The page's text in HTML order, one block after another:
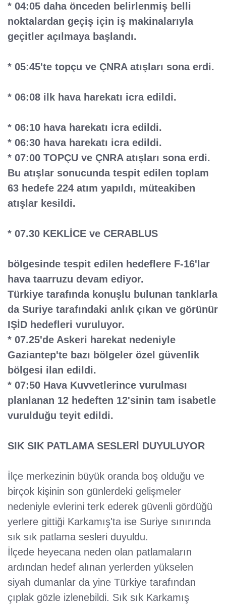
* 04:05 daha önceden belirlenmiş belli
noktalardan geçiş için iş makinalarıyla
geçitler açılmaya başlandı.
* 05:45'te topçu ve ÇNRA atışları sona erdi.
* 06:08 ilk hava harekatı icra edildi.
* 06:10 hava harekatı icra edildi.
* 06:30 hava harekatı icra edildi.
* 07:00 TOPÇU ve ÇNRA atışları sona erdi.
Bu atışlar sonucunda tespit edilen toplam
63 hedefe 224 atım yapıldı, müteakiben
atışlar kesildi.
* 07.30 KEKLİCE ve CERABLUS
bölgesinde tespit edilen hedeflere F-16'lar
hava taarruzu devam ediyor.
Türkiye tarafında konuşlu bulunan tanklarla
da Suriye tarafındaki anlık çıkan ve görünür
IŞİD hedefleri vuruluyor.
* 07.25'de Askeri harekat nedeniyle
Gaziantep'te bazı bölgeler özel güvenlik
bölgesi ilan edildi.
* 07:50 Hava Kuvvetlerince vurulması
planlanan 12 hedeften 12'sinin tam isabetle
vurulduğu teyit edildi.
SIK SIK PATLAMA SESLERİ DUYULUYOR
İlçe merkezinin büyük oranda boş olduğu ve
birçok kişinin son günlerdeki gelişmeler
nedeniyle evlerini terk ederek güvenli gördüğü
yerlere gittiği Karkamış'ta ise Suriye sınırında
sık sık patlama sesleri duyuldu.
İlçede heyecana neden olan patlamaların
ardından hedef alınan yerlerden yükselen
siyah dumanlar da yine Türkiye tarafından
çıplak gözle izlenebildi. Sık sık Karkamış